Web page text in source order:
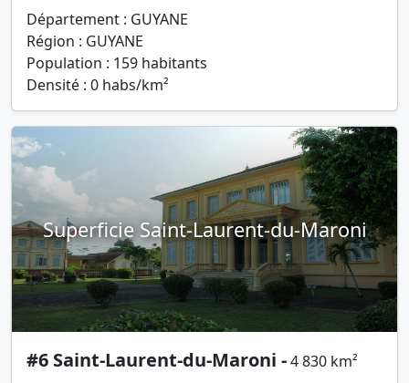
Département : GUYANE
Région : GUYANE
Population : 159 habitants
Densité : 0 habs/km²
Superficie Saint-Laurent-du-Maroni
#6 Saint-Laurent-du-Maroni -4 830 km²